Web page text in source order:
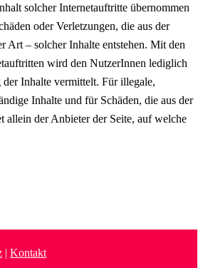
solcher Internetauftritte übernommen
oder Verletzungen, die aus der
Art – solcher Inhalte entstehen. Mit den
wird den NutzerInnen lediglich
Inhalte vermittelt. Für illegale,
Inhalte und für Schäden, die aus der
allein der Anbieter der Seite, auf welche
| Kontakt